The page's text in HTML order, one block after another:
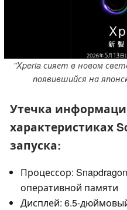
"Xperia сияет в новом
появившийся на
Утечка
характеристиках
запуска:
Процессор:
оперативной памяти
Дисплей: 6.5-